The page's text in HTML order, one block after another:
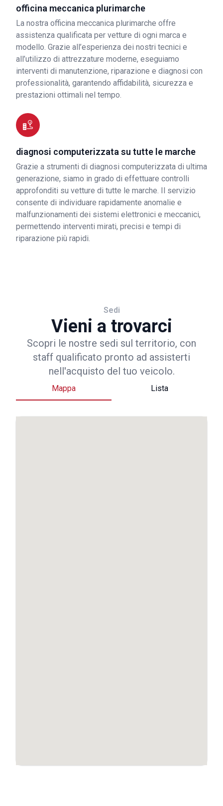
officina meccanica plurimarche
La nostra officina meccanica plurimarche offre
assistenza qualificata per vetture di ogni marca e
modello. Grazie all’esperienza dei nostri tecnici e
all’utilizzo di attrezzature moderne, eseguiamo
interventi di manutenzione, riparazione e diagnosi con
professionalità, garantendo affidabilità, sicurezza e
prestazioni ottimali nel tempo.
diagnosi computerizzata su tutte le marche
Grazie a strumenti di diagnosi computerizzata di ultima
generazione, siamo in grado di effettuare controlli
approfonditi su vetture di tutte le marche. Il servizio
consente di individuare rapidamente anomalie e
malfunzionamenti dei sistemi elettronici e meccanici,
permettendo interventi mirati, precisi e tempi di
riparazione più rapidi.
Sedi
Vieni a trovarci
Scopri le nostre sedi sul territorio, con
staff qualificato pronto ad assisterti
nell'acquisto del tuo veicolo.
Mappa Lista